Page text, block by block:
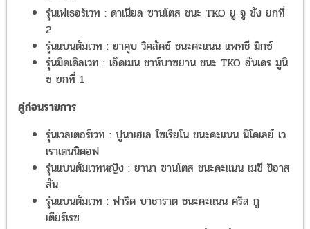
รุ่นเฟเธอร์เวท : ดาเนียล ซานโตส ชนะ TKO ยู จู ซัง ยกที่
2
รุ่นแบนตัมเวท : ยาคุบ วิคลัคซ์ ชนะคะแนน แพทชี มิกซ์
รุ่นมิดเดิลเวท : เอ็ดเมน ชาห์บาซยาน ชนะ TKO อันเดร มูนิ
ซ ยกที่ 1
คู่ก่อนรายการ
รุ่นเวลเตอร์เวท : ปูนาเฮเล โซเรียโน ชนะคะแนน นิโคเลย์ เว
เราเตนนิคอฟ
รุ่นแบนตัมเวทหญิง : ยานา ซานโตส ชนะคะแนน เมซี ชิอาส
สัน
รุ่นแบนตัมเวท : ฟาริด บาชาราต ชนะคะแนน คริส กู
เตียร์เรซ